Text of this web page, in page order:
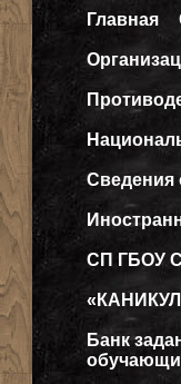
Главная
Сведения
СП ГБОУ
Банк